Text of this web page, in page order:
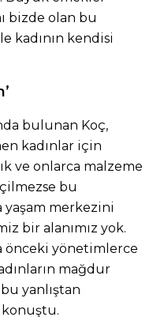
bizde olan bu
kadının kendisi
bulunan Koç,
kadınlar için
ve onlarca malzeme
bu
yaşam merkezini
bir alanımız yok.
önceki yönetimlerce
mağdur
yanlıştan